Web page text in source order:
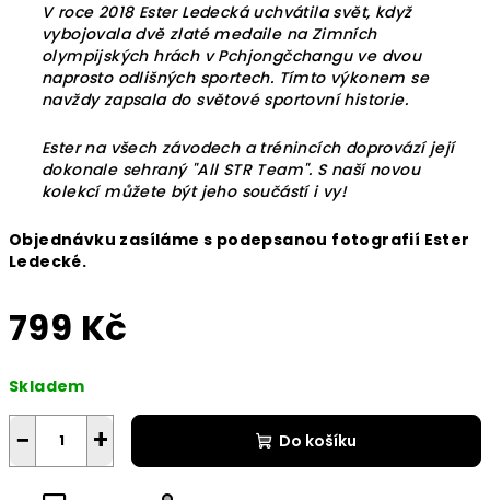
V roce 2018 Ester Ledecká uchvátila svět, když
vybojovala dvě zlaté medaile na Zimních
olympijských hrách v Pchjongčchangu ve dvou
naprosto odlišných sportech. Tímto výkonem se
navždy zapsala do světové sportovní historie.
Ester na všech závodech a trénincích doprovází její
dokonale sehraný "All STR Team". S naší novou
kolekcí můžete být jeho součástí i vy!
Objednávku zasíláme s podepsanou fotografií Ester
Ledecké.
799 Kč
cena:
Skladem
+
− Do košíku